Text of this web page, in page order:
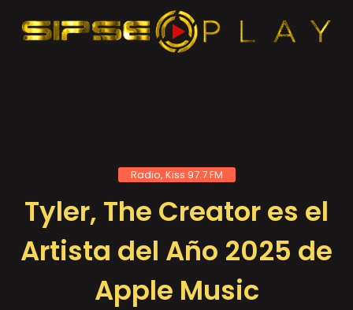
Radio, Kiss 97.7 FM
Tyler, The Creator es el
Artista del Año 2025 de
Apple Music